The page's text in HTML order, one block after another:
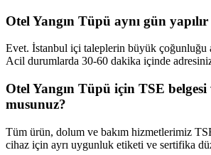
Otel Yangın Tüpü aynı gün yapılır
Evet. İstanbul içi taleplerin büyük çoğunluğu
Acil durumlarda 30-60 dakika içinde
Otel Yangın Tüpü için TSE
musunuz?
Tüm ürün, dolum ve bakım hizmetlerimiz
cihaz için ayrı uygunluk etiketi ve sertifika